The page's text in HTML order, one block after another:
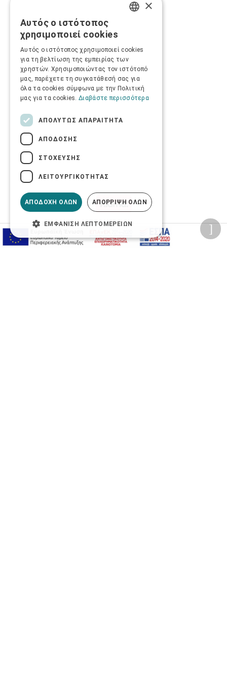
Προσωπικά δεδομένα
×
Αυτός ο ιστότοπος
χρησιμοποιεί cookies
Αυτός ο ιστότοπος χρησιμοποιεί cookies
για τη βελτίωση της εμπειρίας των
χρηστών. Χρησιμοποιώντας τον ιστότοπό
μας, παρέχετε τη συγκατάθεσή σας για
όλα τα cookies σύμφωνα με την Πολιτική
μας για τα cookies. Διαβάστε περισσότερα
ΑΠΟΛΎΤΩΣ ΑΠΑΡΑΊΤΗΤΑ
ΑΠΌΔΟΣΗΣ
ΣΤΌΧΕΥΣΗΣ
ΛΕΙΤΟΥΡΓΙΚΌΤΗΤΑΣ
ΑΠΟΔΟΧΉ ΌΛΩΝ ΑΠΌΡΡΙΨΗ ΌΛΩΝ
ΕΜΦΆΝΙΣΗ ΛΕΠΤΟΜΕΡΕΙΏΝ